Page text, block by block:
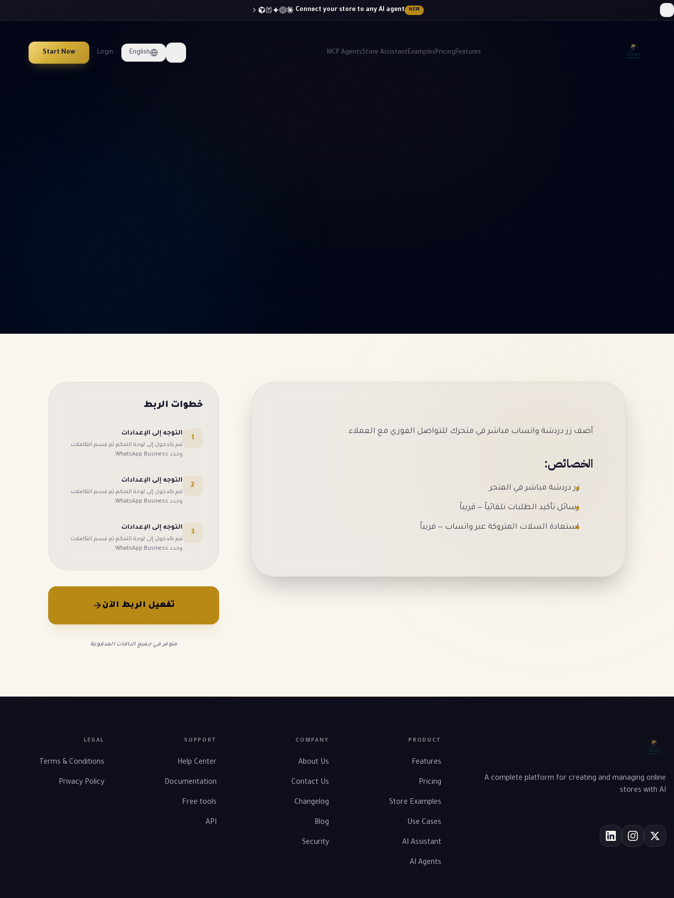
NEW
Connect your store to any AI agent
Features
Pricing
Examples
Store Assistant
MCP Agents
English
Login
Start Now
أضف زر دردشة واتساب مباشر في متجرك للتواصل الفوري مع العملاء.
الخصائص:
زر دردشة مباشر في المتجر
رسائل تأكيد الطلبات تلقائياً — قريباً
استعادة السلات المتروكة عبر واتساب — قريباً
خطوات الربط
1
التوجه إلى الإعدادات
قم بالدخول إلى لوحة التحكم ثم قسم التكاملات
وحدد WhatsApp Business
.
2
التوجه إلى الإعدادات
قم بالدخول إلى لوحة التحكم ثم قسم التكاملات
وحدد WhatsApp Business
.
3
التوجه إلى الإعدادات
قم بالدخول إلى لوحة التحكم ثم قسم التكاملات
وحدد WhatsApp Business
.
تفعيل الربط الآن
متوفر في جميع الباقات المدفوعة
A complete platform for creating and managing online
stores with AI
PRODUCT
Features
Pricing
Store Examples
Use Cases
AI Assistant
AI Agents
COMPANY
About Us
Contact Us
Changelog
Blog
Security
SUPPORT
Help Center
Documentation
Free tools
API
LEGAL
Terms & Conditions
Privacy Policy